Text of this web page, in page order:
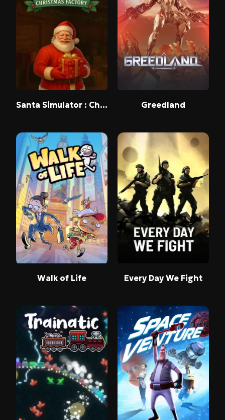
Santa Simulator : Christmas Factory Greedland
Walk of Life Every Day We Fight